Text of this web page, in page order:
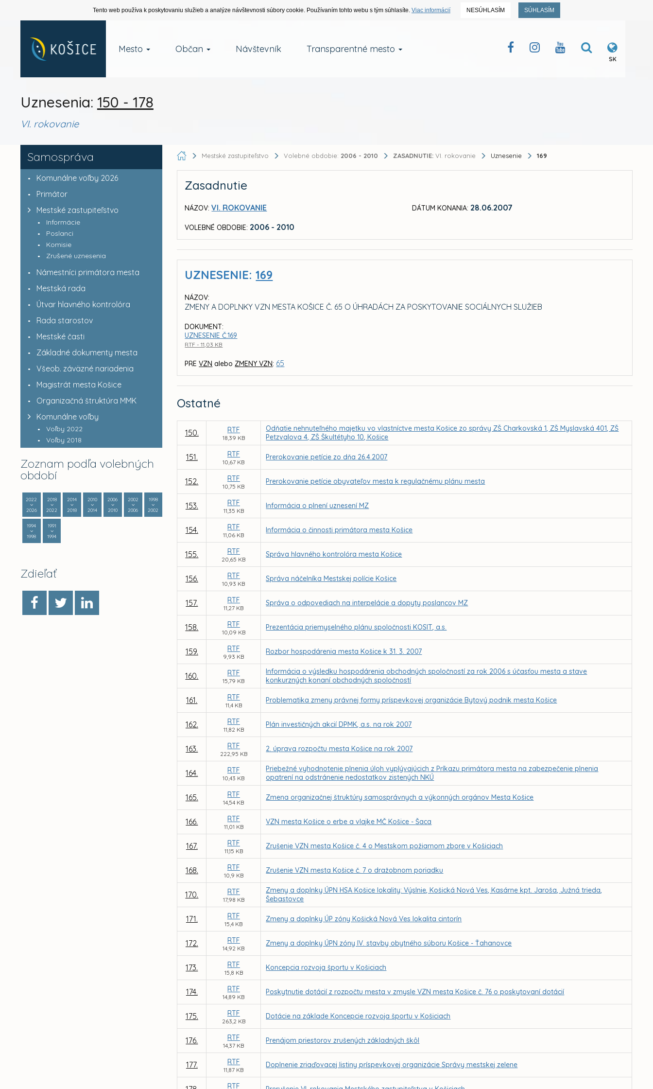
Tento web používa k poskytovaniu služieb a analýze návštevnosti súbory cookie. Používaním tohto webu s tým súhlasíte. Viac informácií NESÚHLASÍM SÚHLASÍM
Mesto Občan Návštevník Transparentné mesto
SK
Uznesenia: 150 - 178
VI. rokovanie
Samospráva
Komunálne voľby 2026
Primátor
Mestské zastupiteľstvo
Informácie
Poslanci
Komisie
Zrušené uznesenia
Námestníci primátora mesta
Mestská rada
Útvar hlavného kontrolóra
Rada starostov
Mestské časti
Základné dokumenty mesta
Všeob. záväzné nariadenia
Magistrát mesta Košice
Organizačná štruktúra MMK
Komunálne voľby
Voľby 2022
Voľby 2018
Zoznam podľa volebných
období
2022
2026
2018
2022
2014
2018
2010
2014
2006
2010
2002
2006
1998
2002
1994
1998
1991
1994
Zdieľať
Mestské zastupiteľstvo Volebné obdobie: 2006 - 2010 ZASADNUTIE: VI. rokovanie Uznesenie 169
Zasadnutie
NÁZOV: VI. ROKOVANIE
VOLEBNÉ OBDOBIE: 2006 - 2010
DÁTUM KONANIA: 28.06.2007
UZNESENIE:169
NÁZOV:
ZMENY A DOPLNKY VZN MESTA KOŠICE Č. 65 O ÚHRADÁCH ZA POSKYTOVANIE SOCIÁLNYCH SLUŽIEB
DOKUMENT:
UZNESENIE Č.169
RTF - 11,03 KB
PREVZN aleboZMENY VZN: 65
Ostatné
150. RTF
18,39 KB
Odňatie nehnuteľného majetku vo vlastníctve mesta Košice zo správy ZŠ Charkovská 1, ZŠ Myslavská 401, ZŠ
Petzvalova 4, ZŠ Škultétyho 10, Košice
151. RTF
10,67 KB
Prerokovanie petície zo dňa 26.4.2007
152. RTF
10,75 KB
Prerokovanie petície obyvateľov mesta k regulačnému plánu mesta
153. RTF
11,35 KB
Informácia o plnení uznesení MZ
154. RTF
11,06 KB
Informácia o činnosti primátora mesta Košice
155. RTF
20,65 KB
Správa hlavného kontrolóra mesta Košice
156. RTF
10,93 KB
Správa náčelníka Mestskej polície Košice
157. RTF
11,27 KB
Správa o odpovediach na interpelácie a dopyty poslancov MZ
158. RTF
10,09 KB
Prezentácia priemyselného plánu spoločnosti KOSIT, a.s.
159. RTF
9,93 KB
Rozbor hospodárenia mesta Košice k 31. 3. 2007
160. RTF
15,79 KB
Informácia o výsledku hospodárenia obchodných spoločností za rok 2006 s účasťou mesta a stave
konkurzných konaní obchodných spoločností
161. RTF
11,4 KB
Problematika zmeny právnej formy príspevkovej organizácie Bytový podnik mesta Košice
162. RTF
11,82 KB
Plán investičných akcií DPMK, a.s. na rok 2007
163. RTF
222,95 KB
2. úprava rozpočtu mesta Košice na rok 2007
164. RTF
10,43 KB
Priebežné vyhodnotenie plnenia úloh vyplývajúcich z Príkazu primátora mesta na zabezpečenie plnenia
opatrení na odstránenie nedostatkov zistených NKÚ
165. RTF
14,54 KB
Zmena organizačnej štruktúry samosprávnych a výkonných orgánov Mesta Košice
166. RTF
11,01 KB
VZN mesta Košice o erbe a vlajke MČ Košice - Šaca
167. RTF
11,15 KB
Zrušenie VZN mesta Košice č. 4 o Mestskom požiarnom zbore v Košiciach
168. RTF
10,9 KB
Zrušenie VZN mesta Košice č. 7 o dražobnom poriadku
170. RTF
17,98 KB
Zmeny a doplnky ÚPN HSA Košice lokality: Výslnie, Košická Nová Ves, Kasárne kpt. Jaroša, Južná trieda,
Šebastovce
171. RTF
15,4 KB
Zmeny a doplnky ÚP zóny Košická Nová Ves lokalita cintorín
172. RTF
14,92 KB
Zmeny a doplnky ÚPN zóny IV. stavby obytného súboru Košice - Ťahanovce
173. RTF
15,8 KB
Koncepcia rozvoja športu v Košiciach
174. RTF
14,89 KB
Poskytnutie dotácií z rozpočtu mesta v zmysle VZN mesta Košice č. 76 o poskytovaní dotácií
175. RTF
263,2 KB
Dotácie na základe Koncepcie rozvoja športu v Košiciach
176. RTF
14,37 KB
Prenájom priestorov zrušených základných škôl
177. RTF
11,87 KB
Doplnenie zriaďovacej listiny príspevkovej organizácie Správy mestskej zelene
RTF